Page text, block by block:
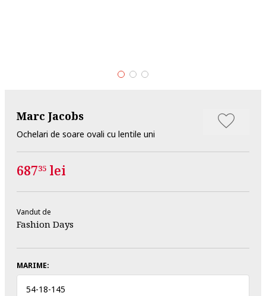
Marc Jacobs
Ochelari de soare ovali cu lentile uni
68735 lei
Vandut de
Fashion Days
MARIME:
54-18-145